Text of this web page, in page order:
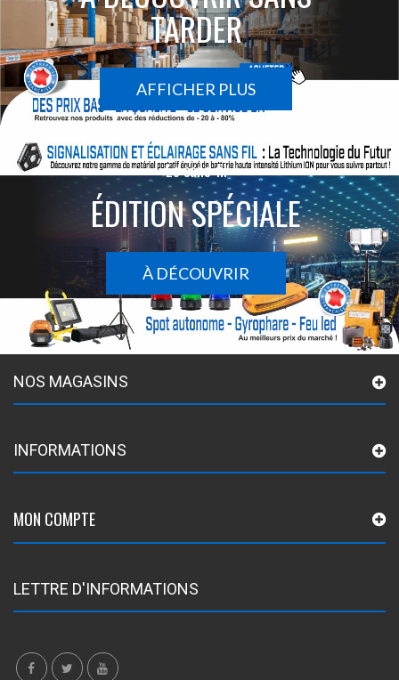
TARDER
AFFICHER PLUS
Le sans-fil
ÉDITION SPÉCIALE
À DÉCOUVRIR
NOS MAGASINS
INFORMATIONS
MON COMPTE
LETTRE D'INFORMATIONS